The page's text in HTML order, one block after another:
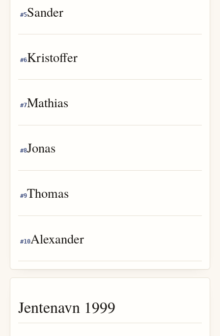
#5Sander
#6Kristoffer
#7Mathias
#8Jonas
#9Thomas
#10Alexander
Jentenavn 1999